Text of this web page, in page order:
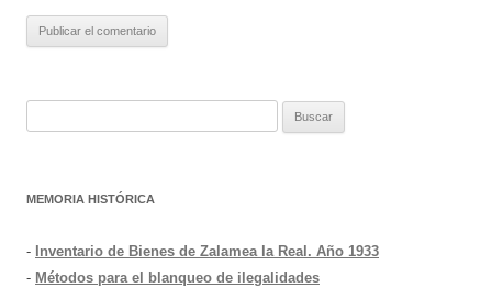
MEMORIA HISTÓRICA
- Inventario de Bienes de Zalamea la Real. Año 1933
- Métodos para el blanqueo de ilegalidades